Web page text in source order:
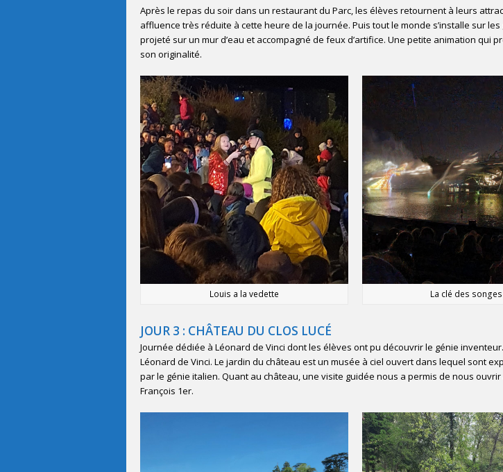
Après le repas du soir dans un restaurant du Parc, les élèves retournent à leurs
affluence très réduite à cette heure de la journée. Puis tout le monde s’installe sur
projeté sur un mur d’eau et accompagné de feux d’artifice. Une petite animation
son originalité.
Louis a la vedette La clé des songes
JOUR 3 : CHÂTEAU DU CLOS LUCÉ
Journée dédiée à Léonard de Vinci dont les élèves ont pu découvrir le génie
Léonard de Vinci. Le jardin du château est un musée à ciel ouvert dans lequel sont
par le génie italien. Quant au château, une visite guidée nous a permis de nous
François 1er.